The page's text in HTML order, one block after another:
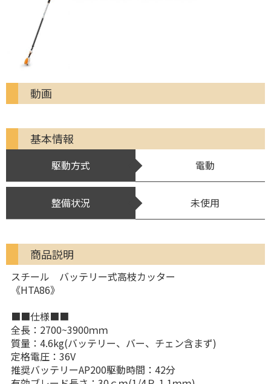
動画
基本情報
駆動方式 電動
整備状況 未使用
商品説明
スチール バッテリー式高枝カッター
《HTA86》
■■仕様■■
全長：2700~3900ｍｍ
質量：4.6kg(バッテリー、バー、チェン含まず)
定格電圧：36V
推奨バッテリーAP200駆動時間：42分